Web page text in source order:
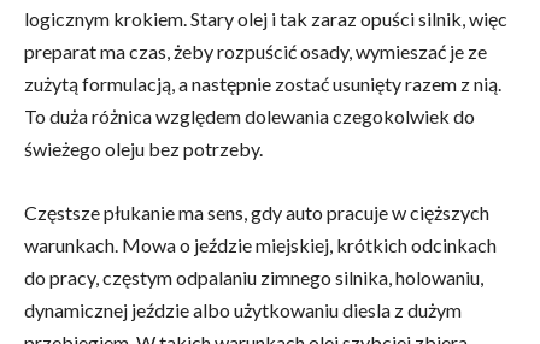
logicznym krokiem. Stary olej i tak zaraz opuści silnik, więc
preparat ma czas, żeby rozpuścić osady, wymieszać je ze
zużytą formulacją, a następnie zostać usunięty razem z nią.
To duża różnica względem dolewania czegokolwiek do
świeżego oleju bez potrzeby.
Częstsze płukanie ma sens, gdy auto pracuje w cięższych
warunkach. Mowa o jeździe miejskiej, krótkich odcinkach
do pracy, częstym odpalaniu zimnego silnika, holowaniu,
dynamicznej jeździe albo użytkowaniu diesla z dużym